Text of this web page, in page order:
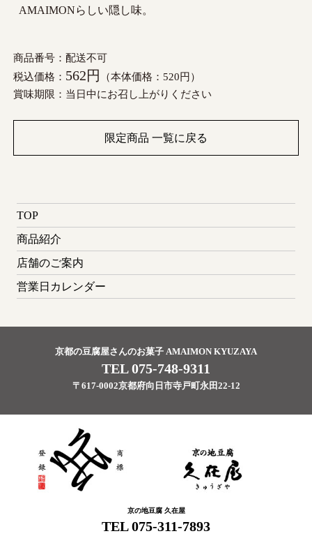
AMAIMONらしい隠し味。
商品番号：配送不可
税込価格： 562円
（本体価格：520円）
賞味期限：当日中にお召し上がりください
限定商品 一覧に戻る
TOP
商品紹介
店舗のご案内
営業日カレンダー
京都の豆腐屋さんのお菓子 AMAIMON KYUZAYA
TEL 075-748-9311
〒617-0002京都府向日市寺戸町永田22-12
京の地豆腐 久在屋
TEL 075-311-7893